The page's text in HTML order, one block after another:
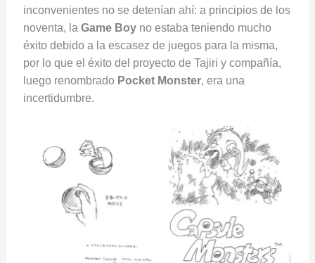
inconvenientes no se detenían ahí: a principios de los
noventa, la Game Boyno estaba teniendo mucho
éxito debido a la escasez de juegos para la misma,
por lo que el éxito del proyecto de Tajiri y compañía,
luego renombrado Pocket Monster, era una
incertidumbre.